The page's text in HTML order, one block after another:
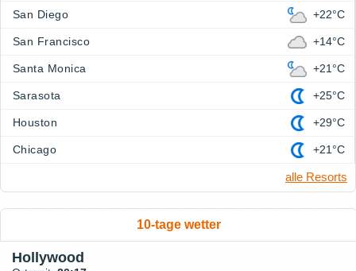
San Diego +22°C
San Francisco +14°C
Santa Monica +21°C
Sarasota +25°C
Houston +29°C
Chicago +21°C
alle Resorts
10-tage wetter
Hollywood